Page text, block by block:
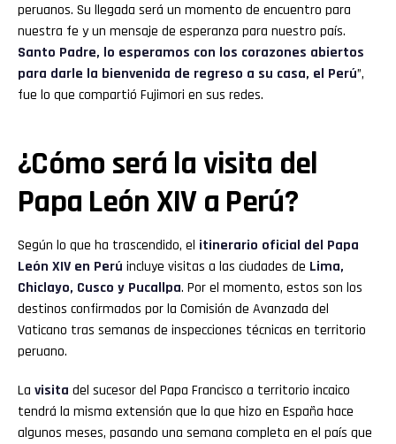
peruanos. Su llegada será un momento de encuentro para
nuestra fe y un mensaje de esperanza para nuestro país.
Santo Padre, lo esperamos con los corazones abiertos
para darle la bienvenida de regreso a su casa, el Perú”,
fue lo que compartió Fujimori en sus redes.
¿Cómo será la visita del
Papa León XIV a Perú?
Según lo que ha trascendido, el itinerario oficial del Papa
León XIV en Perú incluye visitas a las ciudades de Lima,
Chiclayo, Cusco y Pucallpa. Por el momento, estos son los
destinos confirmados por la Comisión de Avanzada del
Vaticano tras semanas de inspecciones técnicas en territorio
peruano.
La visita del sucesor del Papa Francisco a territorio incaico
tendrá la misma extensión que la que hizo en España hace
algunos meses, pasando una semana completa en el país que